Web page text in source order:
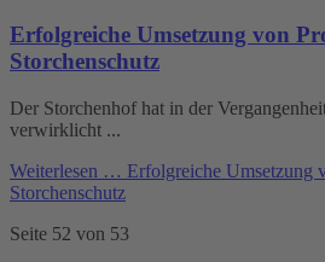
Erfolgreiche Umsetzung von
Storchenschutz
Der Storchenhof hat in der
verwirklicht ...
Weiterlesen … Erfolgreiche Umsetzung
Storchenschutz
Seite 52 von 53